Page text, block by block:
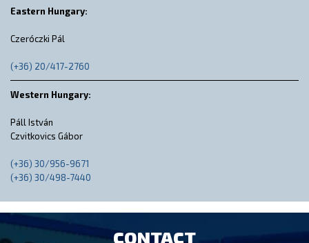
Eastern Hungary:
Czeróczki Pál
(+36) 20/417-2760
Western Hungary:
Páll István
Czvitkovics Gábor
(+36) 30/956-9671
(+36) 30/498-7440
CONTACT